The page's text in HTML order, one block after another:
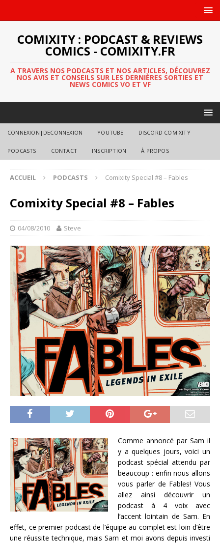
COMIXITY : PODCAST & REVIEWS
COMICS - COMIXITY.FR
A TRAVERS NOS PODCASTS ET NOS ARTICLES, DÉCOUVREZ
NOS AVIS ET CONSEILS SUR LES DERNIÈRES SORTIES ET
NEWS COMICS VO ET VF
CONNEXION|DECONNEXION YOUTUBE DISCORD COMIXITY
PODCASTS CONTACT INSCRIPTION À PROPOS
ACCUEIL PODCASTS Comixity Special #8 – Fables
Comixity Special #8 – Fables
04/08/2010 Steve
Comme annoncé par Sam il
y a quelques jours, voici un
podcast spécial attendu par
beaucoup : enfin nous allons
vous parler de Fables! Vous
allez ainsi découvrir un
podcast à 4 voix avec
l’accent lointain de Sam. En
effet, ce premier podcast de l’équipe au complet est loin d’être
une réussite technique, mais Sam et moi avons depuis investi